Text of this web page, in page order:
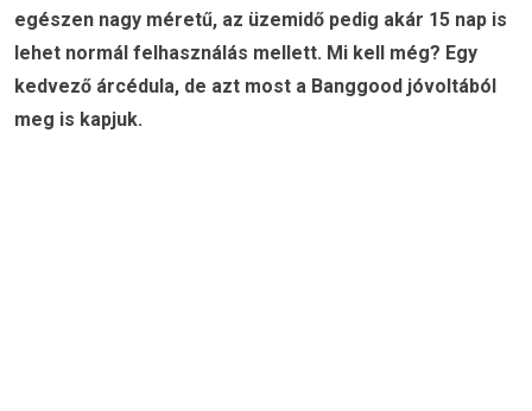
egészen nagy méretű, az üzemidő pedig akár 15 nap is
lehet normál felhasználás mellett. Mi kell még? Egy
kedvező árcédula, de azt most a Banggood jóvoltából
meg is kapjuk.